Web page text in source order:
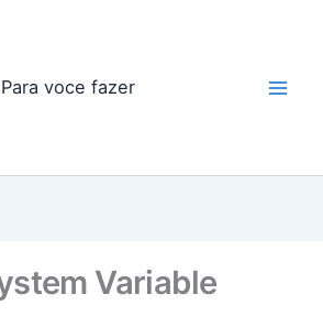
Para voce fazer
Variable